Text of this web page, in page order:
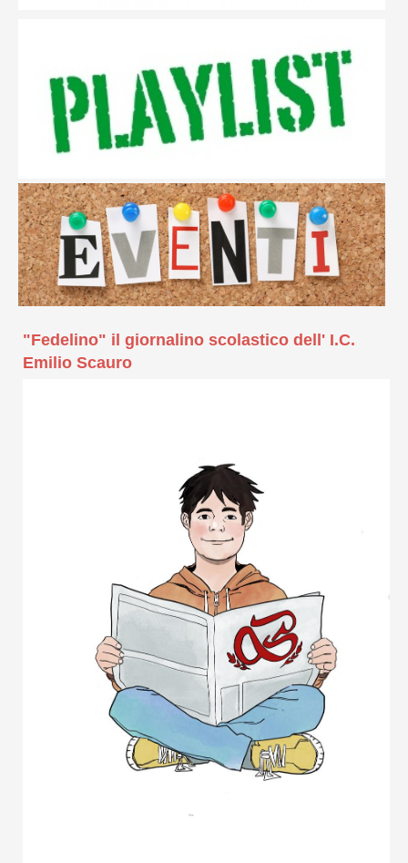
"Fedelino" il giornalino scolastico dell' I.C.
Emilio Scauro